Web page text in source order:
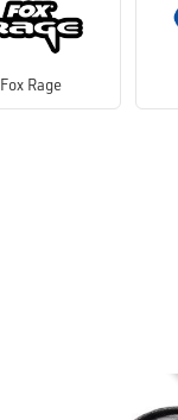
Fox Rage